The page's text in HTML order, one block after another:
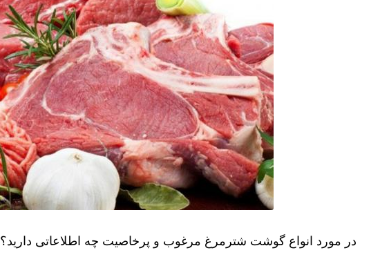
در مورد انواع گوشت شترمرغ مرغوب و پرخاصیت چه اطلاعاتی دارید؟